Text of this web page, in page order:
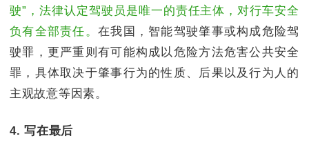
驶”，法律认定驾驶员是唯一的责任主体，对行车安全
负有全部责任。在我国，智能驾驶肇事或构成危险驾
驶罪，更严重则有可能构成以危险方法危害公共安全
罪，具体取决于肇事行为的性质、后果以及行为人的
主观故意等因素。
4. 写在最后